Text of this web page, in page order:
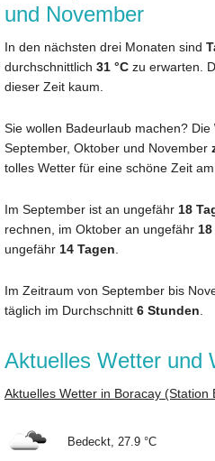
und November
In den nächsten drei Monaten sind
durchschnittlich 31 °C zu erwarten.
dieser Zeit kaum.
Sie wollen Badeurlaub machen? Die
September, Oktober und November
tolles Wetter für eine schöne Zeit
Im September ist an ungefähr 18
rechnen, im Oktober an ungefähr
ungefähr 14 Tagen
Im Zeitraum von September bis
täglich im Durchschnitt 6 Stunden
Aktuelles Wetter und
Aktuelles Wetter in Boracay (Station
Bedeckt, 27.9 °C